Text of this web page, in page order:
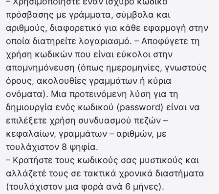
πρόσβασης με γράμματα, σύμβολα και
αριθμούς, διαφορετικό για κάθε εφαρμογή στην
οποία διατηρείτε λογαριασμό. – Αποφύγετε τη
χρήση κωδικών που είναι εύκολοι στην
απομνημόνευση (όπως ημερομηνίες, γνωστούς
όρους, ακολουθίες γραμμάτων ή κύρια
ονόματα). Μια προτεινόμενη λύση για τη
δημιουργία ενός κωδικού (password) είναι να
επιλέξετε χρήση συνδυασμού πεζών –
κεφαλαίων, γραμμάτων – αριθμών, με
τουλάχιστον 8 ψηφία.
– Κρατήστε τους κωδικούς σας μυστικούς και
αλλάζετέ τους σε τακτικά χρονικά διαστήματα
(τουλάχιστον μια φορά ανά 6 μήνες).